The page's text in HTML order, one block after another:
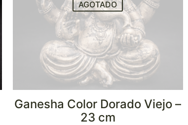
AGOTADO
Ganesha Color Dorado Viejo –
23 cm